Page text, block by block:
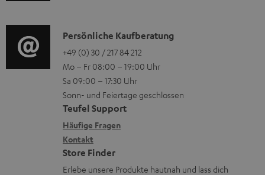
m
V
e
r
s
a
n
d
e
n
z
u
r
G
a
r
g
e
r
ä
t
e
R
ü
i
o
-
L
e
x
i
k
K
o
n
t
a
k
t
d
Persönliche Kaufberatung
+49 (0) 30 / 217 84 212
Mo – Fr 08:00 – 19:00 Uhr
Sa 09:00 – 17:30 Uhr
Sonn- und Feiertage geschlossen
Teufel Support
Häufige Fragen
Kontakt
Store Finder
Erlebe unsere Produkte hautnah und lass dich